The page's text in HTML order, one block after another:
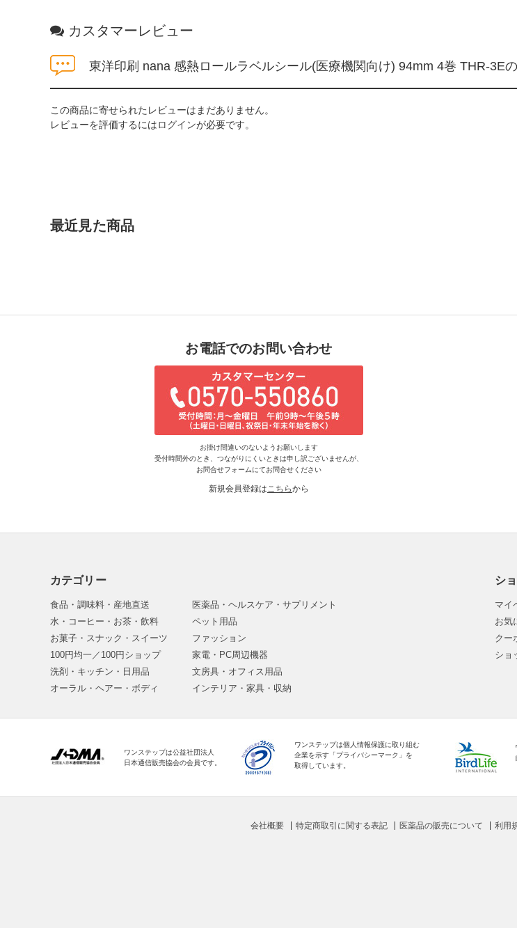
カスタマーレビュー
東洋印刷 nana 感熱ロールラベルシール(医療機関向け) 94mm 4巻 THR-3E
この商品に寄せられたレビューはまだありません。
レビューを評価するにはログインが必要です。
最近見た商品
お電話でのお問い合わせ
お掛け間違いのないようお願いします
受付時間外のとき、つながりにくいときは申し訳ございませんが、
お問合せフォームにてお問合せください
新規会員登録はこちらから
カテゴリー
食品・調味料・産地直送
水・コーヒー・お茶・飲料
お菓子・スナック・スイーツ
100円均一／100円ショップ
洗剤・キッチン・日用品
オーラル・ヘアー・ボディ
医薬品・ヘルスケア・サプリメント
ペット用品
ファッション
家電・PC周辺機器
文房具・オフィス用品
インテリア・家具・収納
シ
マイ
お気
クー
ショ
ワンステップは公益社団法人
日本通信販売協会の会員です。
ワンステップは個人情報保護に取り組む
企業を示す「プライバシーマーク」を
取得しています。
会社概要 特定商取引に関する表記 医薬品の販売について 利用